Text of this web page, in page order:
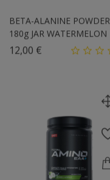
BETA-ALANINE POWDER
180g JAR WATERMELON
12,00 €